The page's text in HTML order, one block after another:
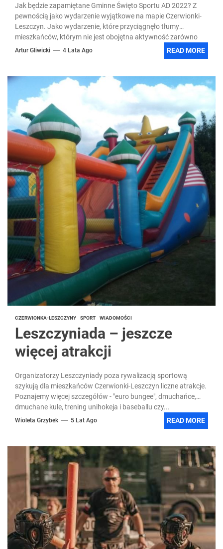
Jak będzie zapamiętane Gminne Święto Sportu AD 2022? Z
pewnością jako wydarzenie wyjątkowe na mapie Czerwionki-
Leszczyn. Jako wydarzenie, które przyciągnęło tłumy
mieszkańców, którym nie jest obojętna aktywność zarówno
sportowa jak i społeczna. Zapraszamy do relacji z tegorocznej
Artur Gliwicki 4 Lata Ago READ MORE
CZERWIONKA-LESZCZYNY SPORT WIADOMOŚCI
Leszczyniada – jeszcze
więcej atrakcji
Organizatorzy Leszczyniady poza rywalizacją sportową
szykują dla mieszkańców Czerwionki-Leszczyn liczne atrakcje.
Poznajemy więcej szczegółów - "euro bungee", dmuchańce,
dmuchane kule, trening unihokeja i baseballu czy...
Wioleta Grzybek 5 Lat Ago READ MORE